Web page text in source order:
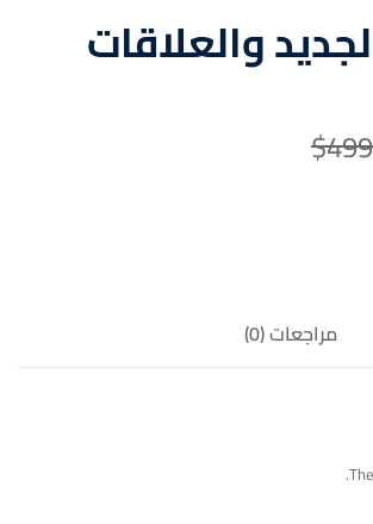
والعلاقات
$499
مراجعات (0)